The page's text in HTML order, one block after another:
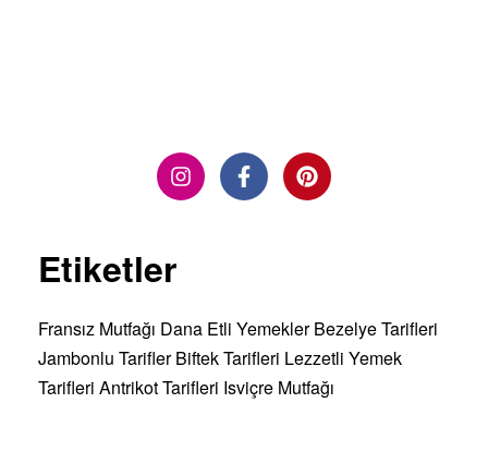
Etiketler
Fransız Mutfağı Dana Etli Yemekler Bezelye Tarifleri
Jambonlu Tarifler Biftek Tarifleri Lezzetli Yemek
Tarifleri Antrikot Tarifleri Isviçre Mutfağı